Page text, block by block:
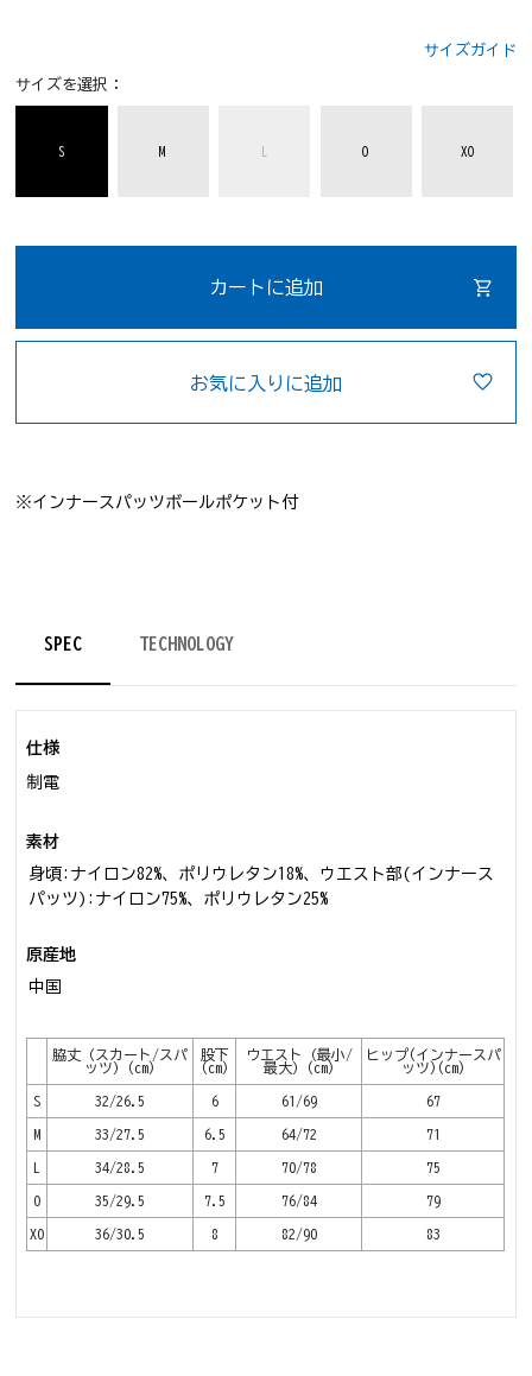
サイズガイド
サイズを選択：
S M O XO
カートに追加
お気に入りに追加
※インナースパッツボールポケット付
SPEC TECHNOLOGY
仕様
制電
素材
身頃:ナイロン82%、ポリウレタン18%、ウエスト部(インナース
パッツ):ナイロン75%、ポリウレタン25%
原産地
中国
脇丈（スカート/スパ
ッツ）(cm)
股下
(cm)
ウエスト（最小/
最大）(cm)
ヒップ(インナースパ
ッツ)(cm)
S 32/26.5 6 61/69 67
M 33/27.5 6.5 64/72 71
34/28.5 7 70/78 75
O 35/29.5 7.5 76/84 79
XO 36/30.5 8 82/90 83